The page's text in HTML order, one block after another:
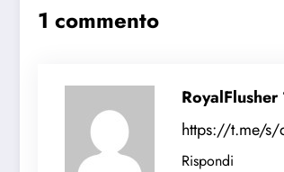
1 commento
RoyalFlusher
https://t.me/s/
Rispondi